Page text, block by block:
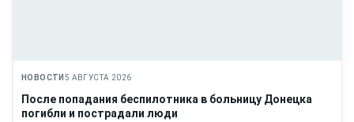
НОВОСТИ 5 АВГУСТА 2026
После попадания беспилотника в больницу Донецка
погибли и пострадали люди